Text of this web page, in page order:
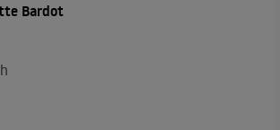
Bardot